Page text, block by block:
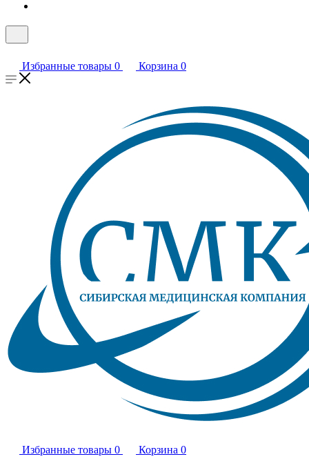
Избранные товары 0 Корзина 0
Избранные товары 0 Корзина 0